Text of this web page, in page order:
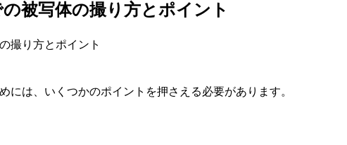
被写体の撮り方とポイント
撮り方とポイント
には、いくつかのポイントを押さえる必要があります。